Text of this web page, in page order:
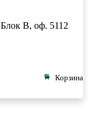
В, оф. 5112
Корзина